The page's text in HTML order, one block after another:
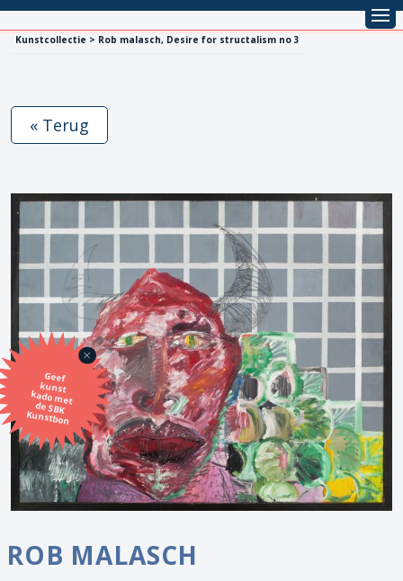
Kunstcollectie > Rob malasch, Desire for structalism no 3
Geef
kunst
kado met
de SBK
Kunstbon
« Terug
ROB MALASCH